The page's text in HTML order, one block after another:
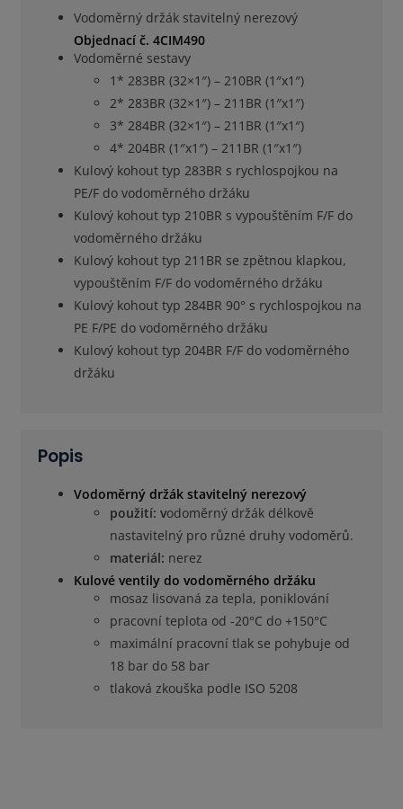
Vodoměrný držák stavitelný nerezový
Objednací č. 4CIM490
Vodoměrné sestavy
1* 283BR (32×1″) – 210BR (1″x1″)
2* 283BR (32×1″) – 211BR (1″x1″)
3* 284BR (32×1″) – 211BR (1″x1″)
4* 204BR (1″x1″) – 211BR (1″x1″)
Kulový kohout typ 283BR s rychlospojkou na
PE/F do vodoměrného držáku
Kulový kohout typ 210BR s vypouštěním F/F do
vodoměrného držáku
Kulový kohout typ 211BR se zpětnou klapkou,
vypouštěním F/F do vodoměrného držáku
Kulový kohout typ 284BR 90° s rychlospojkou na
PE F/PE do vodoměrného držáku
Kulový kohout typ 204BR F/F do vodoměrného
držáku
Popis
Vodoměrný držák stavitelný nerezový
použití: vodoměrný držák délkově
nastavitelný pro různé druhy vodoměrů.
materiál: nerez
Kulové ventily do vodoměrného držáku
mosaz lisovaná za tepla, poniklování
pracovní teplota od -20°C do +150°C
maximální pracovní tlak se pohybuje od
18 bar do 58 bar
tlaková zkouška podle ISO 5208